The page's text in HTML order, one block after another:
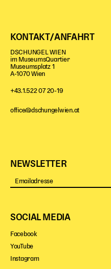
KONTAKT/ANFAHRT
DSCHUNGEL WIEN
im MuseumsQuartier
Museumsplatz 1
A-1070 Wien
+43.1.522 07 20-19
office@dschungelwien.at
NEWSLETTER
SOCIAL MEDIA
Facebook
YouTube
Instagram